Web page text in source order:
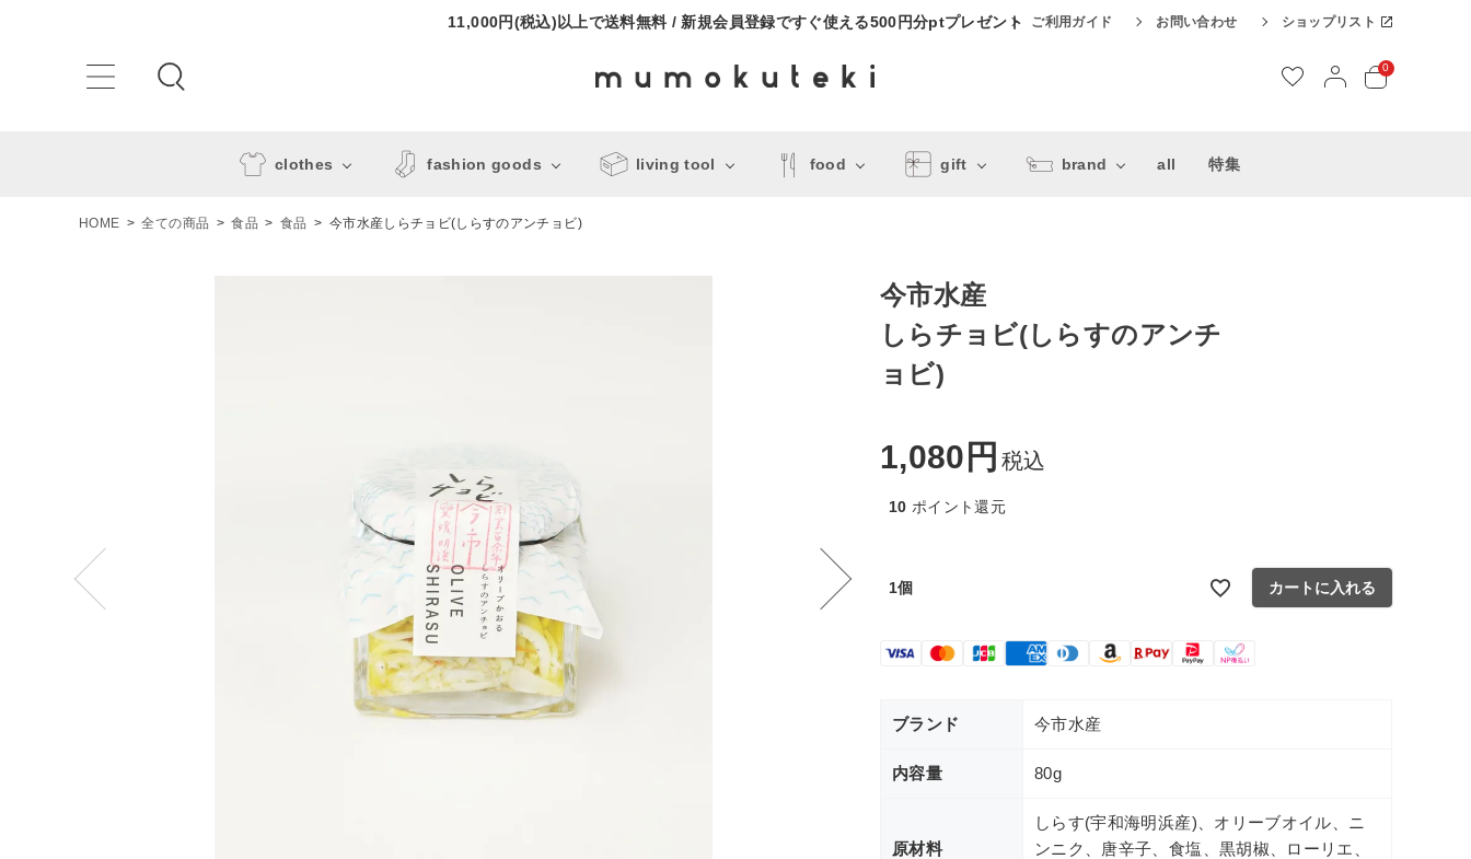
11,000円(税込)以上で送料無料 / 新規会員登録ですぐ使える500円分ptプレゼント ご利用ガイド お問い合わせ ショップリスト
0
clothes fashion goods living tool food gift brand all 特集
HOME 全ての商品 食品 食品 今市水産しらチョビ(しらすのアンチョビ)
今市水産
しらチョビ(しらすのアンチ
ョビ)
1,080 税込
10 ポイント還元
1個 カートに入れる
ブランド 今市水産
内容量 80g
原材料
しらす(宇和海明浜産)、オリーブオイル、ニ
ンニク、唐辛子、食塩、黒胡椒、ローリエ、